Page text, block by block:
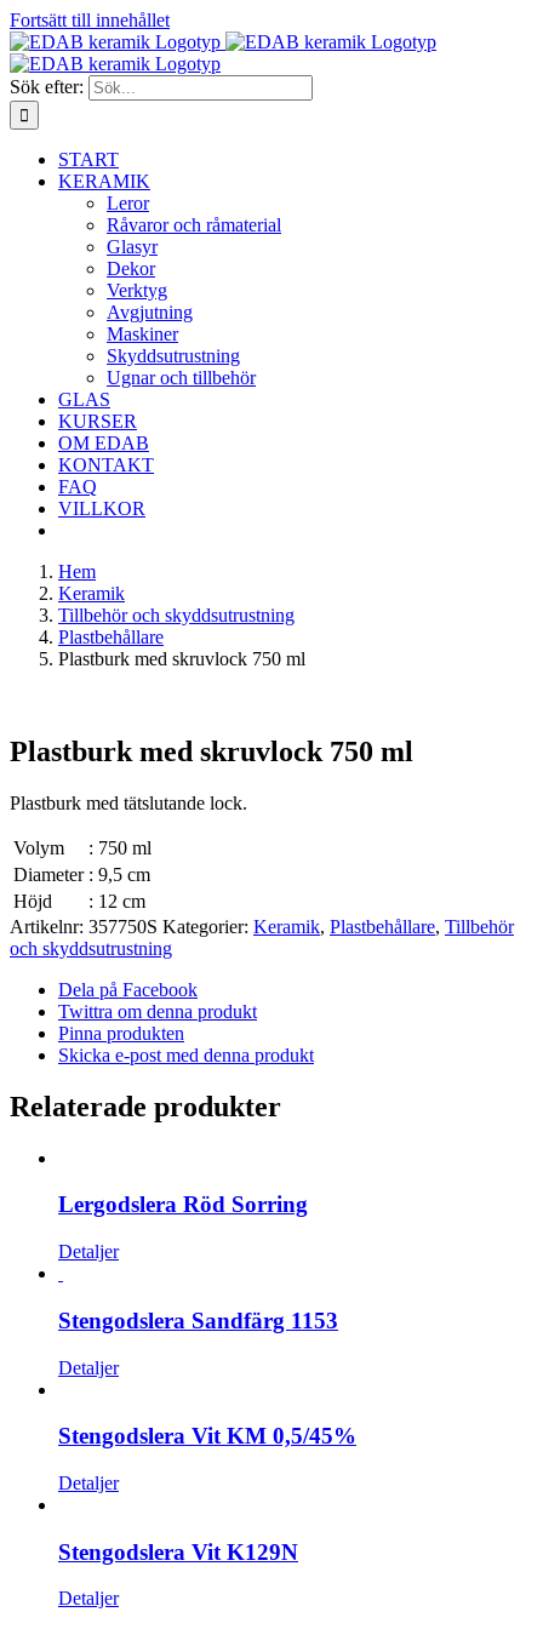
Fortsätt till innehållet
Sök efter:
START
KERAMIK
Leror
Råvaror och råmaterial
Glasyr
Dekor
Verktyg
Avgjutning
Maskiner
Skyddsutrustning
Ugnar och tillbehör
GLAS
KURSER
OM EDAB
KONTAKT
FAQ
VILLKOR
Hem
Keramik
Tillbehör och skyddsutrustning
Plastbehållare
Plastburk med skruvlock 750 ml
Plastburk med skruvlock 750 ml
Plastburk med tätslutande lock.
Volym : 750 ml
Diameter : 9,5 cm
Höjd
: 12 cm
Artikelnr: 357750S Kategorier: Keramik, Plastbehållare, Tillbehör
och skyddsutrustning
Dela på Facebook
Twittra om denna produkt
Pinna produkten
Skicka e-post med denna produkt
Relaterade produkter
Lergodslera Röd Sorring
Detaljer
Stengodslera Sandfärg 1153
Detaljer
Stengodslera Vit KM 0,5/45%
Detaljer
Stengodslera Vit K129N
Detaljer